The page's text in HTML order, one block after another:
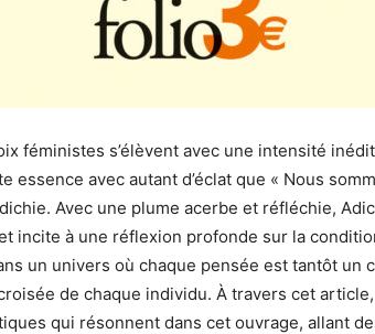
féministes s’élèvent avec une intensité
essence avec autant d’éclat que « Nous
Avec une plume acerbe et réfléchie,
incite à une réflexion profonde sur la
un univers où chaque pensée est tantôt un
de chaque individu. À travers cet
qui résonnent dans cet ouvrage, allant